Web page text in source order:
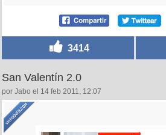
3414
San Valentín 2.0
por Jabo el 14 feb 2011, 12:07